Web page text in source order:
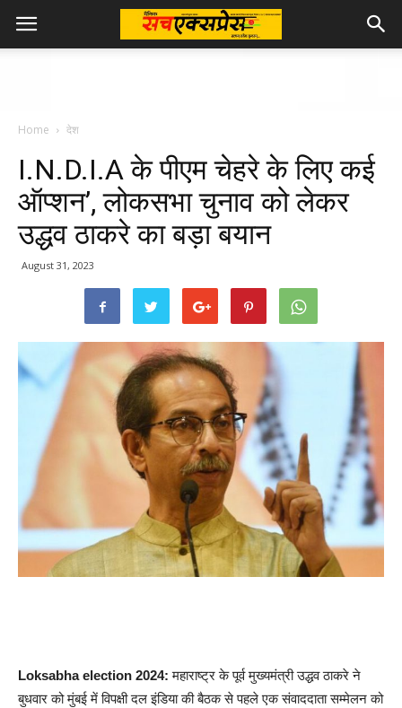
Home देश
I.N.D.I.A के पीएम चेहरे के लिए कई
ऑप्शन’, लोकसभा चुनाव को लेकर
उद्धव ठाकरे का बड़ा बयान
August 31, 2023
Loksabha election 2024: महाराष्ट्र के पूर्व मुख्यमंत्री उद्धव ठाकरे ने
बुधवार को मुंबई में विपक्षी दल इंडिया की बैठक से पहले एक संवाददाता सम्मेलन को